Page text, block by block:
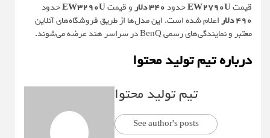
قیمتEW2790Uحدود340 دلار و قیمتEW3290Uحدود
490 دلار
اعلام شده است. این مدل‌ها از طریق فروشگاه‌های آنلاین
معتبر و نمایندگی‌های رسمی BenQ در سراسر هند عرضه می‌شوند.
درباره تیم تولید محتوا
تیم تولید محتوا
See author's posts